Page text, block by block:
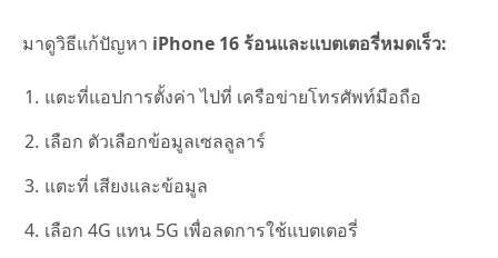
มาดูวิธีแก้ปัญหา iPhone 16 ร้อนและแบตเตอรี่หมดเร็ว:
แตะที่แอปการตั้งค่า ไปที่ เครือข่ายโทรศัพท์มือถือ
เลือก ตัวเลือกข้อมูลเซลลูลาร์
แตะที่ เสียงและข้อมูล
เลือก 4G แทน 5G เพื่อลดการใช้แบตเตอรี่